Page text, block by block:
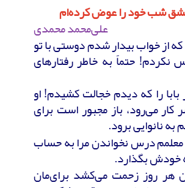
شب خود را عوض کرده‌ام
علی‌محمد محمدی
که از خواب بیدار شدم دوستی با تو
نکردم! حتماً به خاطر رفتارهای
بابا را که دیدم خجالت کشیدم! او
کار می‌رود، باز مجبور است برای
نانوایی برود.
معلمم درس نخواندن مرا به حساب
خودش بگذارد.
هر روز زحمت می‌کشد برای‌مان